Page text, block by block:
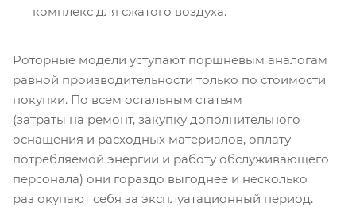
комплекс для сжатого воздуха.
Роторные модели уступают поршневым аналогам
равной производительности только по стоимости
покупки. По всем остальным статьям
(затраты на ремонт, закупку дополнительного
оснащения и расходных материалов, оплату
потребляемой энергии и работу обслуживающего
персонала) они гораздо выгоднее и несколько
раз окупают себя за эксплуатационный период.